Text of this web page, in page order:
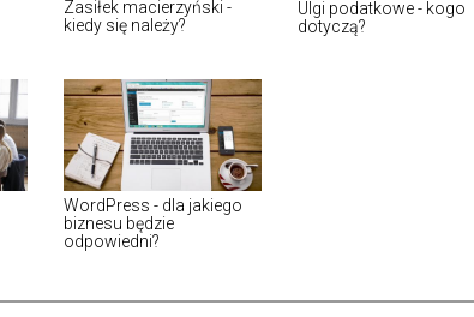
Zasiłek macierzyński -
kiedy się należy?
Ulgi podatkowe - kogo
dotyczą?
WordPress - dla jakiego
biznesu będzie
odpowiedni?